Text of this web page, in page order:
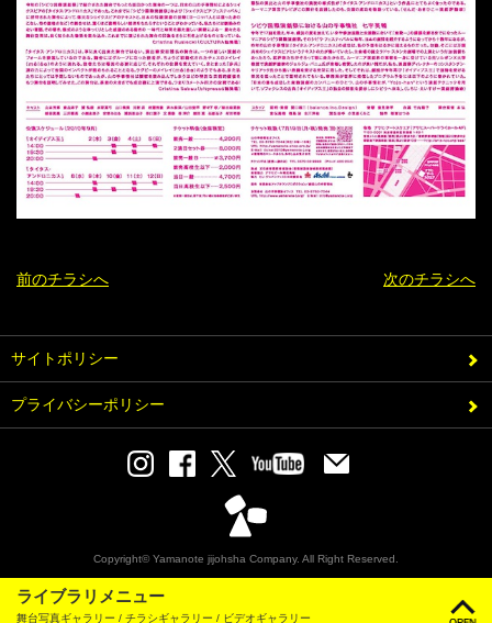
ライブラリメニュー
舞台写真ギャラリー / チラシギャラリー / ビデオギャラリー
前のチラシへ 次のチラシへ
サイトポリシー
プライバシーポリシー
Copyright© Yamanote jijohsha Company. All Right Reserved.